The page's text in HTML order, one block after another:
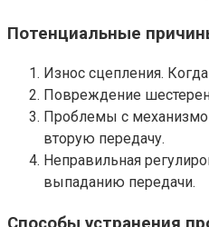
Потенциальные
Износ сцепления.
Повреждение
Проблемы с
вторую передачу.
Неправильная
выпаданию передачи.